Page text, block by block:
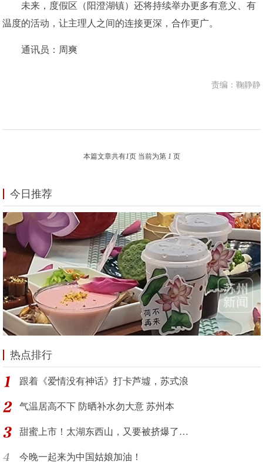
未来，度假区（阳澄湖镇）还将持续举办更多有意义、有
温度的活动，让主理人之间的连接更深，合作更广。
通讯员：周爽
责编：鞠静静
本篇文章共有1页 当前为第 1 页
今日推荐
热点排行
跟着《爱情没有神话》打卡芦墟，苏式浪
气温居高不下 防晒补水勿大意 苏州本
甜蜜上市！太湖东西山，又要被挤爆了…
今晚一起来为中国姑娘加油！